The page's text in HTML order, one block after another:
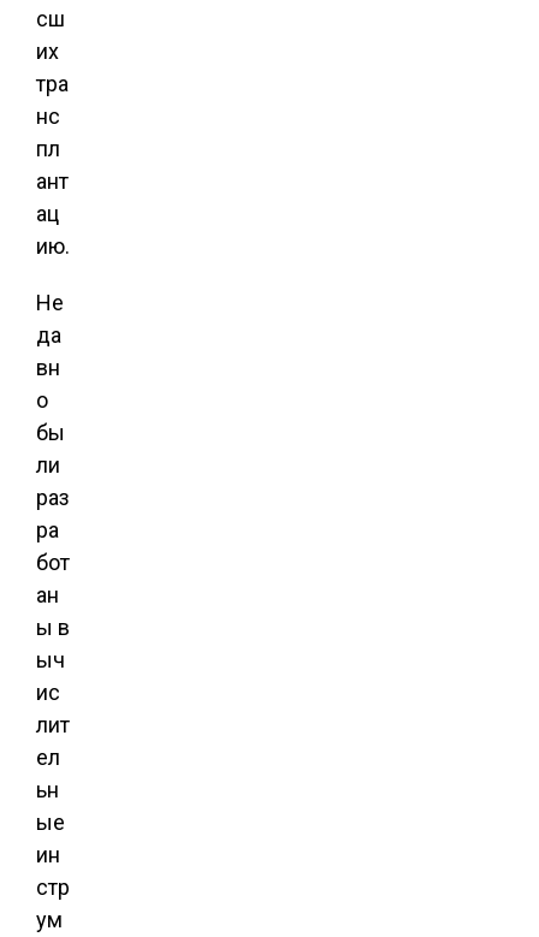
сш
их
тра
нс
пл
ант
ац
ию.
Не
да
вн
о
бы
ли
раз
ра
бот
ан
ы в
ыч
ис
лит
ел
ьн
ые
ин
стр
ум